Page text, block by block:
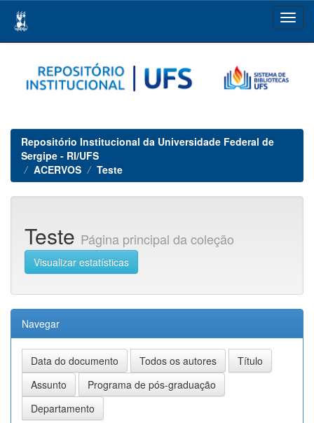
navigation
Repositório Institucional da Universidade Federal de
Sergipe - RI/UFS
ACERVOS
Teste
Teste Página principal da coleção
Visualizar estatísticas
Navegar